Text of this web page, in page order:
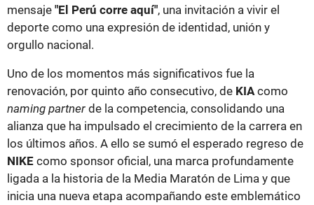
mensaje "El Perú corre aquí", una invitación a vivir el
deporte como una expresión de identidad, unión y
orgullo nacional.
Uno de los momentos más significativos fue la
renovación, por quinto año consecutivo, de KIA como
naming partner de la competencia, consolidando una
alianza que ha impulsado el crecimiento de la carrera en
los últimos años. A ello se sumó el esperado regreso de
NIKE como sponsor oficial, una marca profundamente
ligada a la historia de la Media Maratón de Lima y que
inicia una nueva etapa acompañando este emblemático